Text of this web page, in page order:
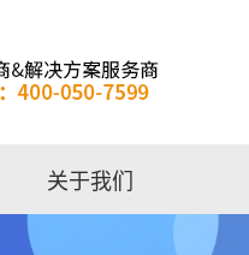
关于我们